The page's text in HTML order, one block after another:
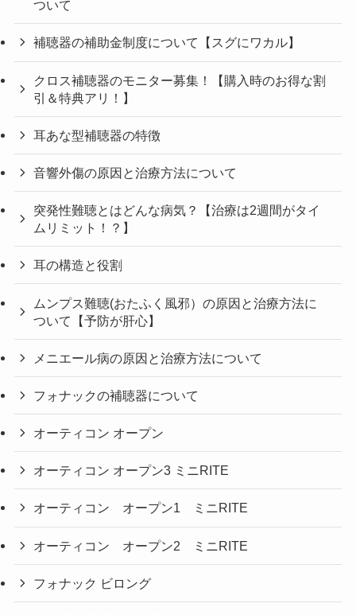
ついて
補聴器の補助金制度について【スグにワカル】
クロス補聴器のモニター募集！【購入時のお得な割
引＆特典アリ！】
耳あな型補聴器の特徴
音響外傷の原因と治療方法について
突発性難聴とはどんな病気？【治療は2週間がタイ
ムリミット！？】
耳の構造と役割
ムンプス難聴(おたふく風邪）の原因と治療方法に
ついて【予防が肝心】
メニエール病の原因と治療方法について
フォナックの補聴器について
オーティコン オープン
オーティコン オープン3 ミニRITE
オーティコン オープン1 ミニRITE
オーティコン オープン2 ミニRITE
フォナック ビロング